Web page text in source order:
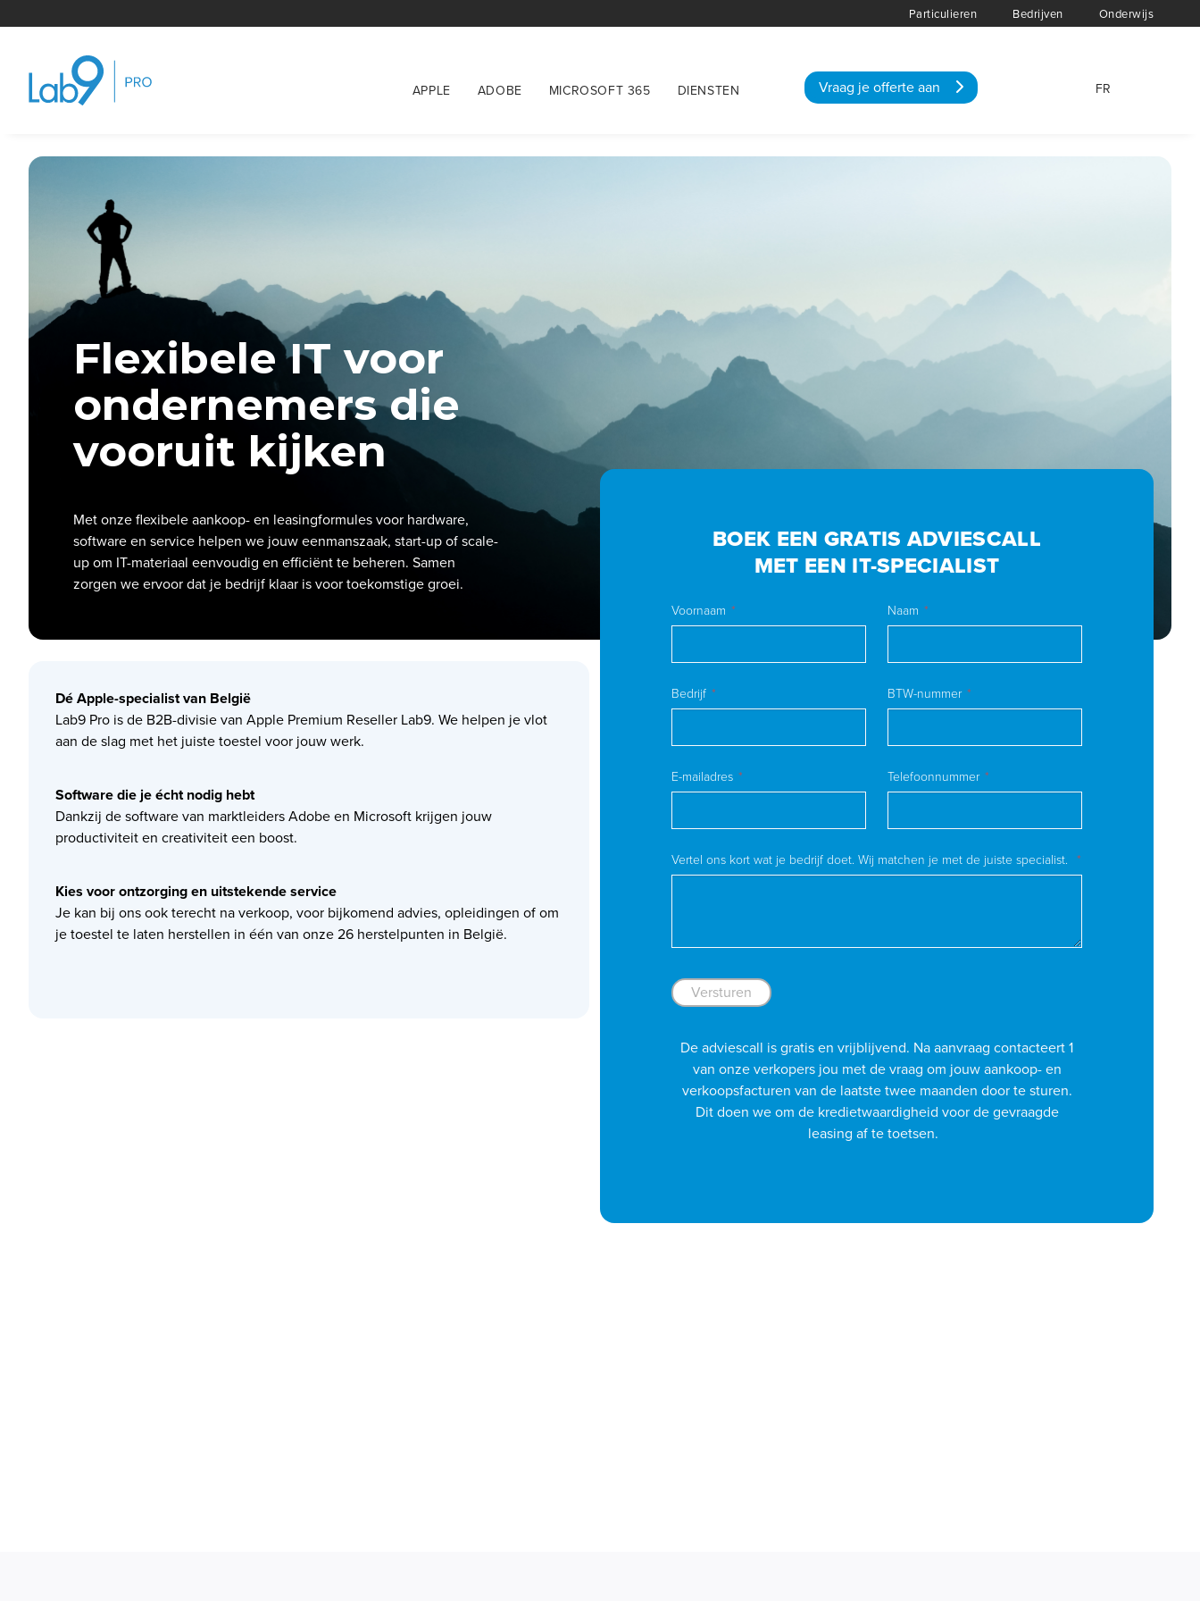
Particulieren Bedrijven Onderwijs
APPLE ADOBE MICROSOFT 365 DIENSTEN Vraag je offerte aan FR
Flexibele IT voor
ondernemers die
vooruit kijken
Met onze flexibele aankoop- en leasingformules voor hardware,
software en service helpen we jouw eenmanszaak, start-up of scale-
up om IT-materiaal eenvoudig en efficiënt te beheren. Samen
zorgen we ervoor dat je bedrijf klaar is voor toekomstige groei.
BOEK EEN GRATIS ADVIESCALL
MET EEN IT-SPECIALIST
Voornaam Naam
Bedrijf BTW-nummer
E-mailadres Telefoonnummer
Vertel ons kort wat je bedrijf doet. Wij matchen je met de juiste specialist.
Versturen
De adviescall is gratis en vrijblijvend. Na aanvraag contacteert 1
van onze verkopers jou met de vraag om jouw aankoop- en
verkoopsfacturen van de laatste twee maanden door te sturen.
Dit doen we om de kredietwaardigheid voor de gevraagde
leasing af te toetsen.
Dé Apple-specialist van België
Lab9 Pro is de B2B-divisie van Apple Premium Reseller Lab9. We helpen je vlot
aan de slag met het juiste toestel voor jouw werk.
Software die je écht nodig hebt
Dankzij de software van marktleiders Adobe en Microsoft krijgen jouw
productiviteit en creativiteit een boost.
Kies voor ontzorging en uitstekende service
Je kan bij ons ook terecht na verkoop, voor bijkomend advies, opleidingen of om
je toestel te laten herstellen in één van onze 26 herstelpunten in België.